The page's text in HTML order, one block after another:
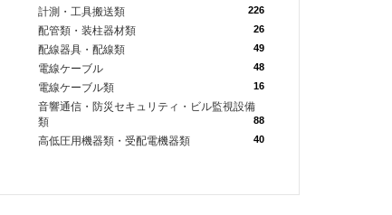
計測・工具搬送類 226
配管類・装柱器材類 26
配線器具・配線類 49
電線ケーブル 48
電線ケーブル類 16
音響通信・防災セキュリティ・ビル監視設備
類
88
高低圧用機器類・受配電機器類 40